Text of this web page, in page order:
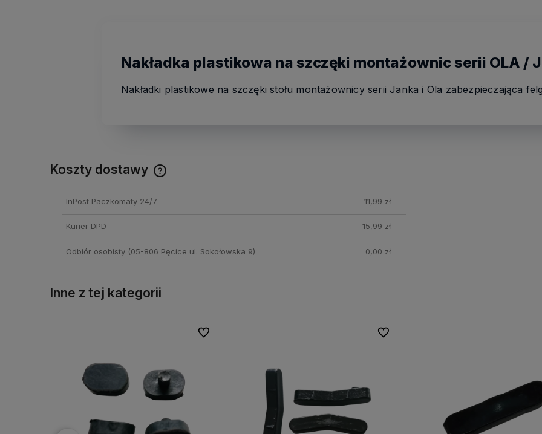
Nakładka plastikowa na szczęki montażownic serii OLA /
Nakładki plastikowe na szczęki stołu montażownicy serii Janka i Ola zabezpieczająca
Koszty dostawy
InPost Paczkomaty 24/7 11,99 zł
Kurier DPD 15,99 zł
Odbiór osobisty(05-806 Pęcice ul. Sokołowska 9) 0,00 zł
Inne z tej kategorii
Do ulubionych
Do ulubionych Do ulubionych
Do ulubionych